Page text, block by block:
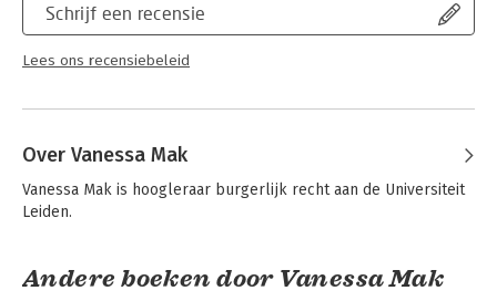
Schrijf een recensie
Lees ons recensiebeleid
Over Vanessa Mak
Vanessa Mak is hoogleraar burgerlijk recht aan de Universiteit
Leiden.
Andere boeken door Vanessa Mak